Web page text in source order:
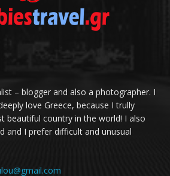
– blogger and also a photographer. I
love Greece, because I trully
beautiful country in the world! I also
and I prefer difficult and unusual